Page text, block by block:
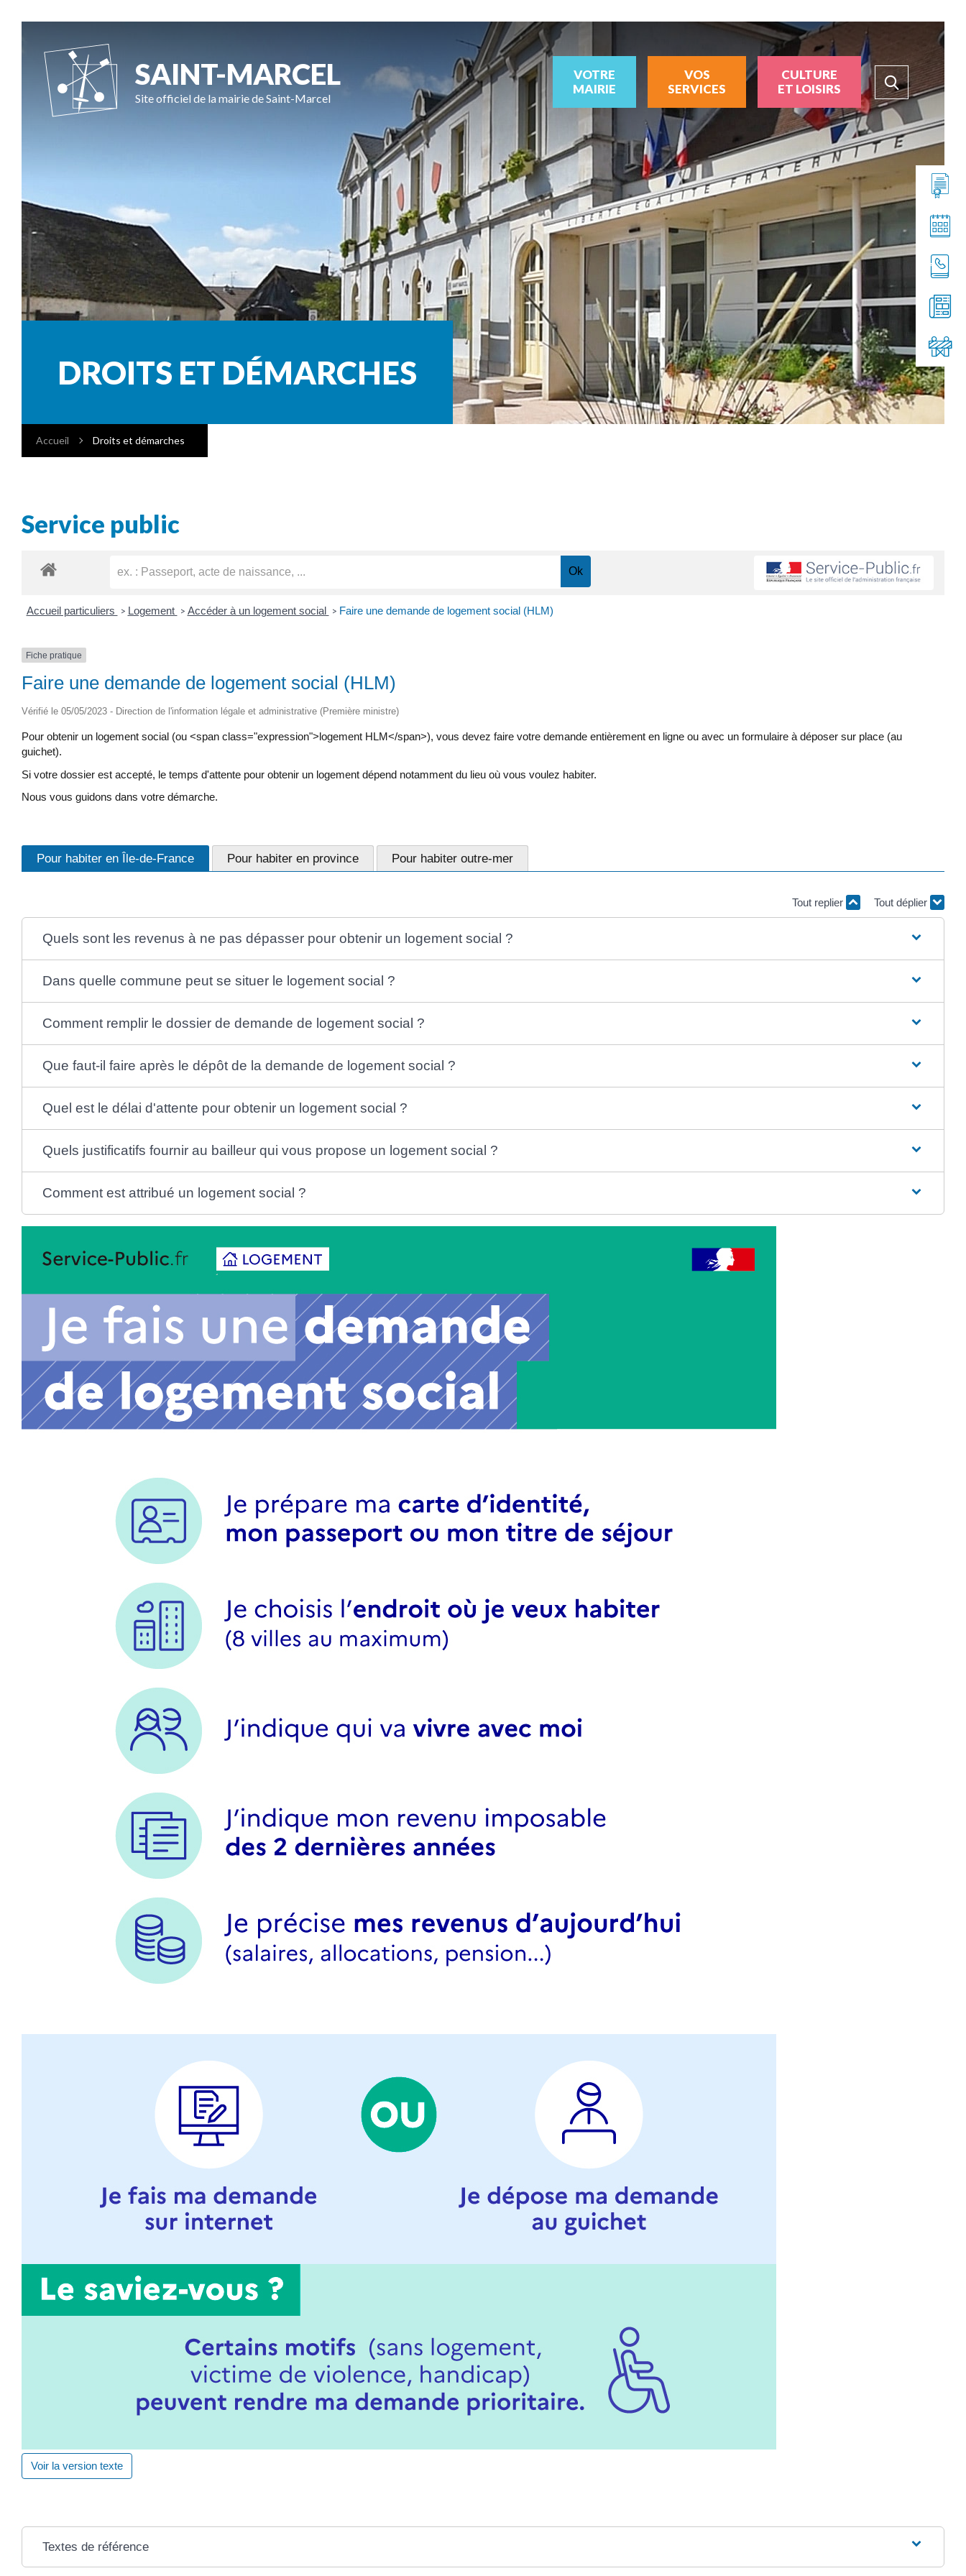
SAINT-MARCEL
Site officiel de la mairie de Saint-Marcel
VOTRE
MAIRIE
VOS
SERVICES
CULTURE
ET LOISIRS
DROITS ET DÉMARCHES
Accueil Droits et démarches
Service public
Accueil particuliers > Logement > Accéder à un logement social > Faire une demande de logement social (HLM)
Fiche pratique
Faire une demande de logement social (HLM)
Vérifié le 05/05/2023 - Direction de l'information légale et administrative (Première ministre)
Pour obtenir un logement social (ou <span class="expression">logement HLM</span>), vous devez faire votre demande entièrement en ligne ou avec un formulaire à déposer sur place (au
guichet).
Si votre dossier est accepté, le temps d'attente pour obtenir un logement dépend notamment du lieu où vous voulez habiter.
Nous vous guidons dans votre démarche.
Pour habiter en Île-de-France Pour habiter en province Pour habiter outre-mer
Tout replier Tout déplier
Quels sont les revenus à ne pas dépasser pour obtenir un logement social ?
Dans quelle commune peut se situer le logement social ?
Comment remplir le dossier de demande de logement social ?
Que faut-il faire après le dépôt de la demande de logement social ?
Quel est le délai d'attente pour obtenir un logement social ?
Quels justificatifs fournir au bailleur qui vous propose un logement social ?
Comment est attribué un logement social ?
Voir la version texte
Textes de référence